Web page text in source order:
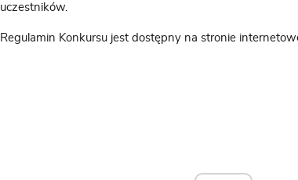
uczestników.
Regulamin Konkursu jest dostępny na stronie